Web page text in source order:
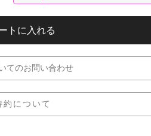
トに入れる
てのお問い合わせ
約について